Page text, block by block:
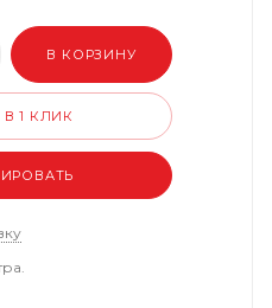
В КОРЗИНУ
1 КЛИК